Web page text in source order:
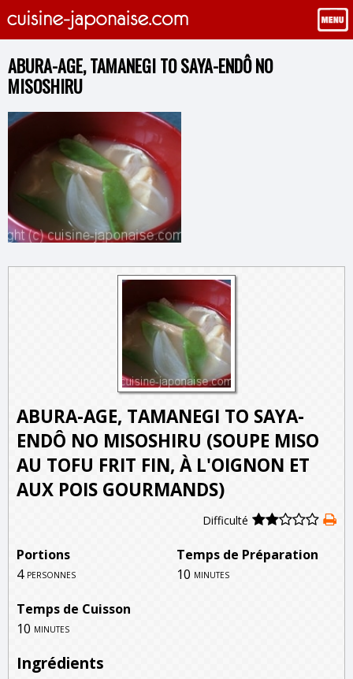
ABURA-AGE, TAMANEGI TO SAYA-ENDÔ NO
MISOSHIRU
ABURA-AGE, TAMANEGI TO SAYA-
ENDÔ NO MISOSHIRU (SOUPE MISO
AU TOFU FRIT FIN, À L'OIGNON ET
AUX POIS GOURMANDS)
Difficulté
Portions
Temps de Préparation
4 personnes 10 minutes
Temps de Cuisson
10 minutes
Ingrédients